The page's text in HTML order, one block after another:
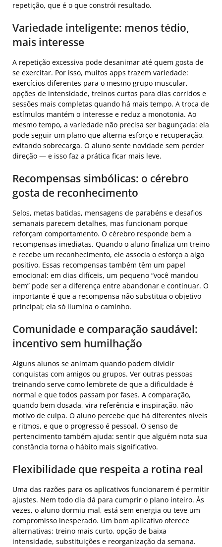
repetição, que é o que constrói resultado.
Variedade inteligente: menos tédio,
mais interesse
A repetição excessiva pode desanimar até quem gosta de
se exercitar. Por isso, muitos apps trazem variedade:
exercícios diferentes para o mesmo grupo muscular,
opções de intensidade, treinos curtos para dias corridos e
sessões mais completas quando há mais tempo. A troca de
estímulos mantém o interesse e reduz a monotonia. Ao
mesmo tempo, a variedade não precisa ser bagunçada: ela
pode seguir um plano que alterna esforço e recuperação,
evitando sobrecarga. O aluno sente novidade sem perder
direção — e isso faz a prática ficar mais leve.
Recompensas simbólicas: o cérebro
gosta de reconhecimento
Selos, metas batidas, mensagens de parabéns e desafios
semanais parecem detalhes, mas funcionam porque
reforçam comportamento. O cérebro responde bem a
recompensas imediatas. Quando o aluno finaliza um treino
e recebe um reconhecimento, ele associa o esforço a algo
positivo. Essas recompensas também têm um papel
emocional: em dias difíceis, um pequeno “você mandou
bem” pode ser a diferença entre abandonar e continuar. O
importante é que a recompensa não substitua o objetivo
principal; ela só ilumina o caminho.
Comunidade e comparação saudável:
incentivo sem humilhação
Alguns alunos se animam quando podem dividir
conquistas com amigos ou grupos. Ver outras pessoas
treinando serve como lembrete de que a dificuldade é
normal e que todos passam por fases. A comparação,
quando bem dosada, vira referência e inspiração, não
motivo de culpa. O aluno percebe que há diferentes níveis
e ritmos, e que o progresso é pessoal. O senso de
pertencimento também ajuda: sentir que alguém nota sua
constância torna o hábito mais significativo.
Flexibilidade que respeita a rotina real
Uma das razões para os aplicativos funcionarem é permitir
ajustes. Nem todo dia dá para cumprir o plano inteiro. Às
vezes, o aluno dormiu mal, está sem energia ou teve um
compromisso inesperado. Um bom aplicativo oferece
alternativas: treino mais curto, opção de baixa
intensidade, substituições e reorganização da semana.